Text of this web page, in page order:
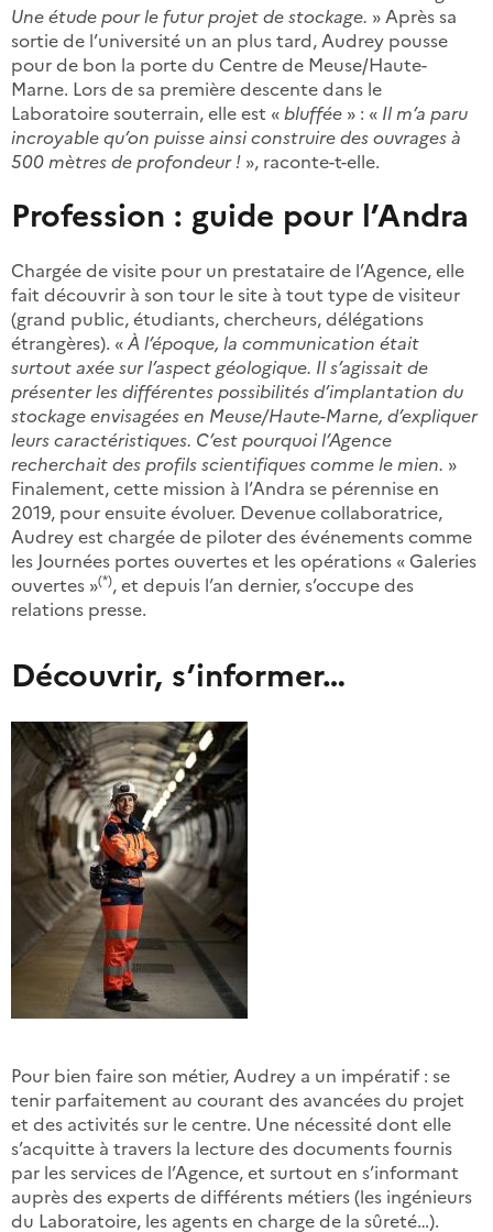
Une étude pour le futur projet de stockage. » Après sa
sortie de l’université un an plus tard, Audrey pousse
pour de bon la porte du Centre de Meuse/Haute-
Marne. Lors de sa première descente dans le
Laboratoire souterrain, elle est « bluffée » : « Il m’a paru
incroyable qu’on puisse ainsi construire des ouvrages à
500 mètres de profondeur ! », raconte-t-elle.
Profession : guide pour l’Andra
Chargée de visite pour un prestataire de l’Agence, elle
fait découvrir à son tour le site à tout type de visiteur
(grand public, étudiants, chercheurs, délégations
étrangères). «À l’époque, la communication était
surtout axée sur l’aspect géologique. Il s’agissait de
présenter les différentes possibilités d’implantation du
stockage envisagées en Meuse/Haute-Marne, d’expliquer
leurs caractéristiques. C’est pourquoi l’Agence
recherchait des profils scientifiques comme le mien. »
Finalement, cette mission à l’Andra se pérennise en
2019, pour ensuite évoluer. Devenue collaboratrice,
Audrey est chargée de piloter des événements comme
les Journées portes ouvertes et les opérations « Galeries
ouvertes »(*), et depuis l’an dernier, s’occupe des
relations presse.
Découvrir, s’informer…
Pour bien faire son métier, Audrey a un impératif : se
tenir parfaitement au courant des avancées du projet
et des activités sur le centre. Une nécessité dont elle
s’acquitte à travers la lecture des documents fournis
par les services de l’Agence, et surtout en s’informant
auprès des experts de différents métiers (les ingénieurs
du Laboratoire, les agents en charge de la sûreté…).